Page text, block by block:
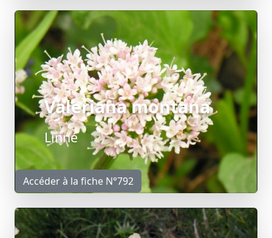
Valeriana montana
Linné
Accéder à la fiche N°792